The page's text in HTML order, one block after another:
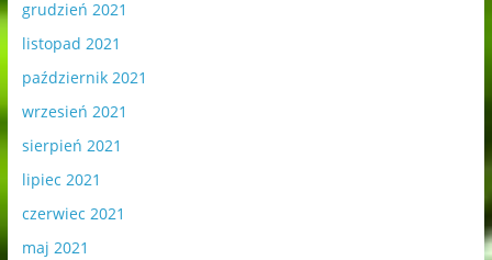
grudzień 2021
listopad 2021
październik 2021
wrzesień 2021
sierpień 2021
lipiec 2021
czerwiec 2021
maj 2021